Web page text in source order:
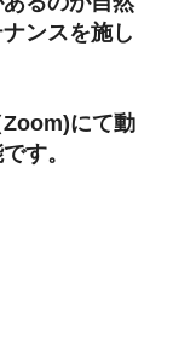
ンスを施し
Zoom)にて動
す。